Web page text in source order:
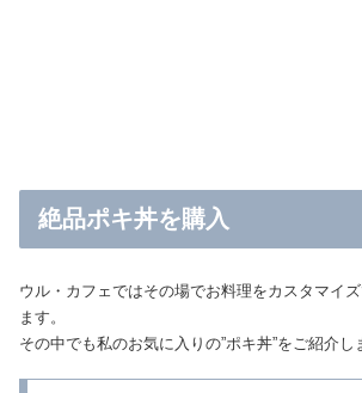
絶品ポキ丼を購入
ウル・カフェではその場でお料理をカスタマイ
ます。
その中でも私のお気に入りの”ポキ丼”をご紹介し